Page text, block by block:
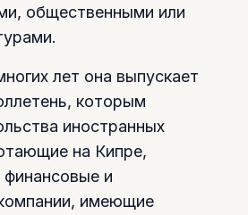
общественными или
лет она выпускает
которым
иностранных
на Кипре,
и
имеющие